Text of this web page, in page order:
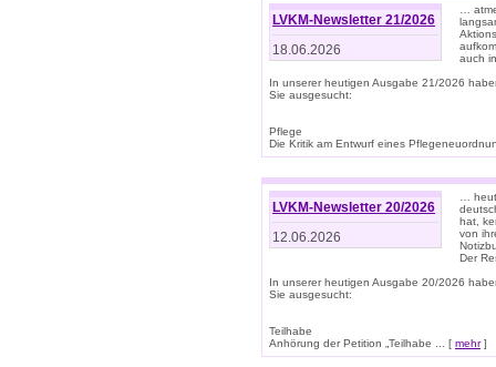
LVKM-Newsletter 21/2026
18.06.2026
…
auch
In unserer heutigen Ausgabe 21/2026
Sie ausgesucht:
Pflege
Die Kritik am Entwurf eines
LVKM-Newsletter 20/2026
12.06.2026
…
hat,
von
Der
In unserer heutigen Ausgabe 20/2026
Sie ausgesucht:
Teilhabe
Anhörung der Petition „Teilhabe ... [ mehr]